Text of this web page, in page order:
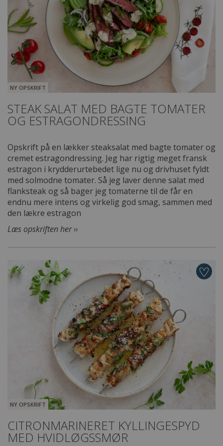
NY OPSKRIFT
STEAK SALAT MED BAGTE TOMATER
OG ESTRAGONDRESSING
Opskrift på en lækker steaksalat med bagte tomater og
cremet estragondressing. Jeg har rigtig meget fransk
estragon i krydderurtebedet lige nu og drivhuset fyldt
med solmodne tomater. Så jeg laver denne salat med
flanksteak og så bager jeg tomaterne til de får en
endnu mere intens og virkelig god smag, sammen med
den lækre estragon
Læs opskriften her ››
NY OPSKRIFT
CITRONMARINERET KYLLINGESPYD
MED HVIDLØGSSMØR